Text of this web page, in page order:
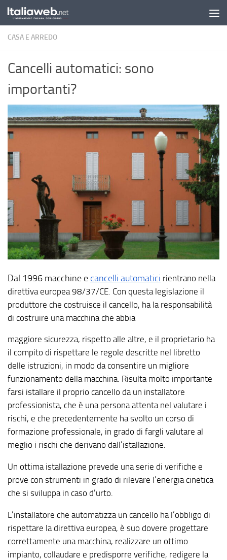
Sotto il contenuto
CASA E ARREDO
Cancelli automatici: sono
importanti?
Dal 1996 macchine e cancelli automatici rientrano nella
direttiva europea 98/37/CE. Con questa legislazione il
produttore che costruisce il cancello, ha la responsabilità
di costruire una macchina che abbia
maggiore sicurezza, rispetto alle altre, e il proprietario ha
il compito di rispettare le regole descritte nel libretto
delle istruzioni, in modo da consentire un migliore
funzionamento della macchina. Risulta molto importante
farsi istallare il proprio cancello da un installatore
professionista, che è una persona attenta nel valutare i
rischi, e che precedentemente ha svolto un corso di
formazione professionale, in grado di fargli valutare al
meglio i rischi che derivano dall’istallazione.
Un ottima istallazione prevede una serie di verifiche e
prove con strumenti in grado di rilevare l’energia cinetica
che si sviluppa in caso d’urto.
L’installatore che automatizza un cancello ha l’obbligo di
rispettare la direttiva europea, è suo dovere progettare
correttamente una macchina, realizzare un ottimo
impianto, collaudare e predisporre verifiche, redigere la